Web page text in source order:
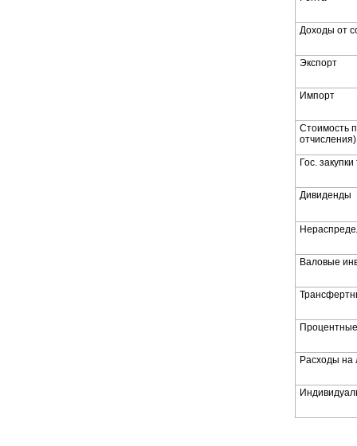
Доходы от
Экспорт
Импорт
Стоимость
отчисления)
Гос.
Дивиденды
Валовые
Расходы на